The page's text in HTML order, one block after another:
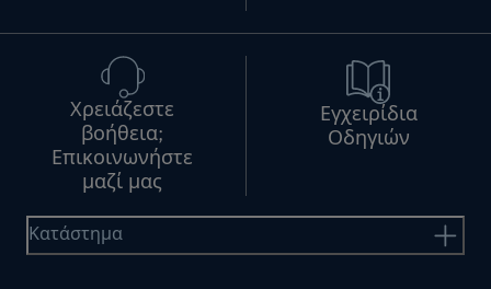
Χρειάζεστε
βοήθεια;
Επικοινωνήστε
μαζί μας
Εγχειρίδια
Οδηγιών
Κατάστημα